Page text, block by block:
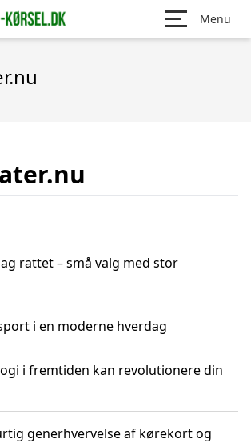
Menu
rattet – små valg med stor
i en moderne hverdag
i fremtiden kan revolutionere din
generhvervelse af kørekort og